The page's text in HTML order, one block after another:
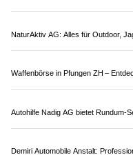
NaturAktiv AG: Alles für Outdoor,
Waffenbörse in Pfungen ZH –
Autohilfe Nadig AG bietet